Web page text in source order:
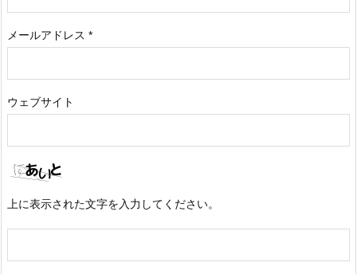
メールアドレス *
ウェブサイト
上に表示された文字を入力してください。